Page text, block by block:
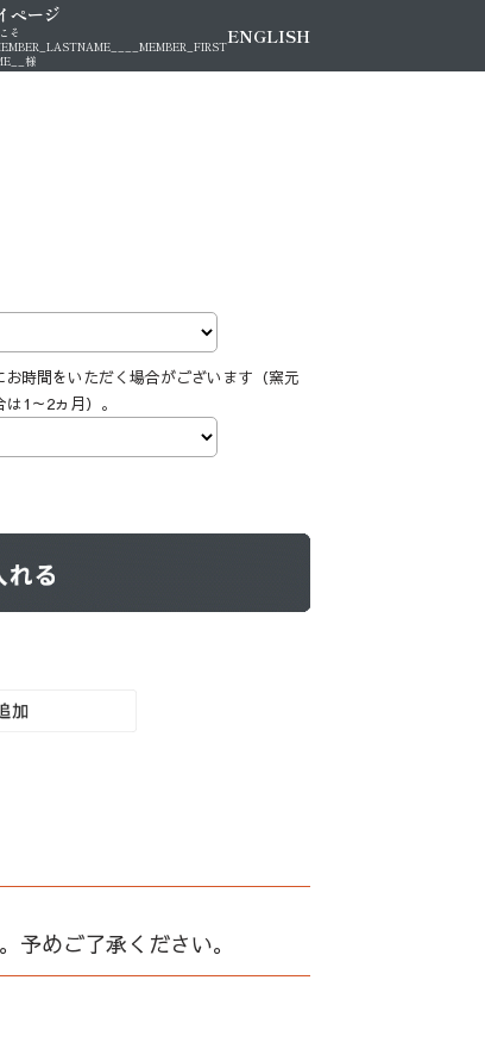
ページ
そ
__MEMBER_FIRST
様
ENGLISH
時間をいただく場合がございます（窯元
1～2ヵ月）。
めご了承ください。